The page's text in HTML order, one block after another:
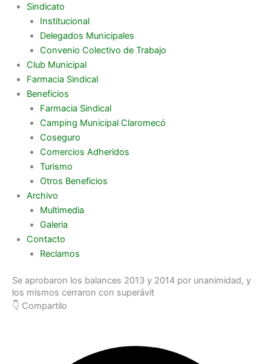
Sindicato
Institucional
Delegados Municipales
Convenio Colectivo de Trabajo
Club Municipal
Farmacia Sindical
Beneficios
Farmacia Sindical
Camping Municipal Claromecó
Coseguro
Comercios Adheridos
Turismo
Otros Beneficios
Archivo
Multimedia
Galeria
Contacto
Reclamos
Se aprobaron los balances 2013 y 2014 por unanimidad, y
los mismos cerraron con superávit
👇 Compartilo